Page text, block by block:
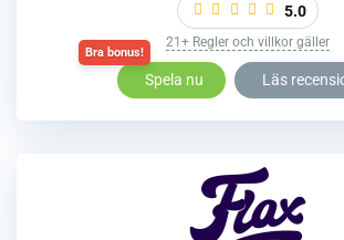
5.0
21+ Regler och villkor gäller
Spela nu Läs